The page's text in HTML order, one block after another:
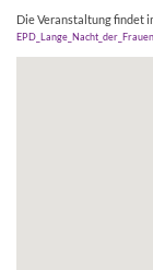
Die Veranstaltung findet